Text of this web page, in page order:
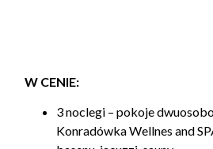
W CENIE:
3 noclegi – pokoje
Konradówka Wellnes and